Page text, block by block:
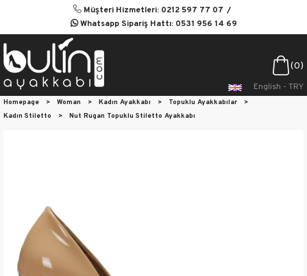
Müşteri Hizmetleri: 0212 597 77 07
Whatsapp Sipariş Hattı: 0531 956 14 69
0
English - TRY
Homepage > Woman > Kadın Ayakkabı > Topuklu Ayakkabılar
>
Kadın Stiletto
> Nut Rugan Topuklu Stiletto Ayakkabı